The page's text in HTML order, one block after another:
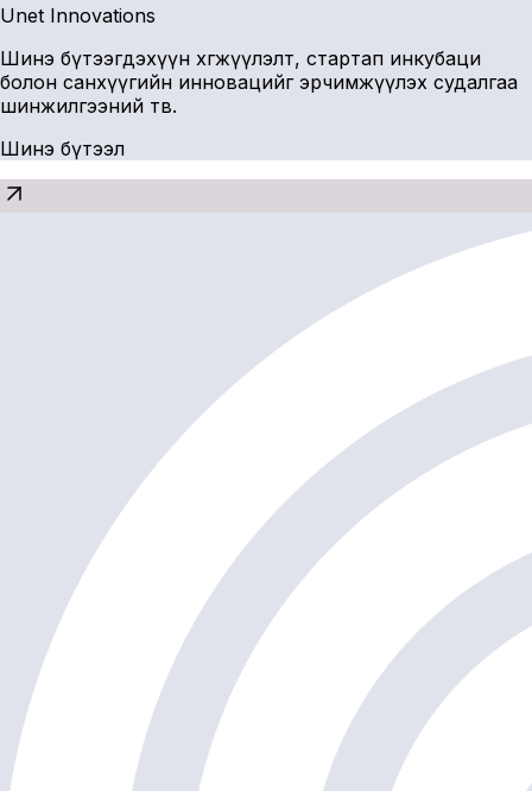
Unet Innovations
Шинэ бүтээгдэхүүн хөгжүүлэлт, стартап инкубаци
болон санхүүгийн инновацийг эрчимжүүлэх судалгаа
шинжилгээний төв.
Шинэ бүтээл